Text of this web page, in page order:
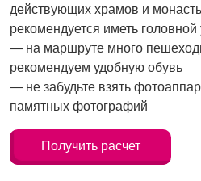
действующих храмов и
рекомендуется иметь головной
— на маршруте много
рекомендуем удобную обувь
— не забудьте взять
памятных фотографий
Получить расчет